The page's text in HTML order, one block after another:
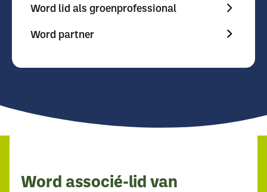
Word lid als groenprofessional
Word partner
Word associé-lid van